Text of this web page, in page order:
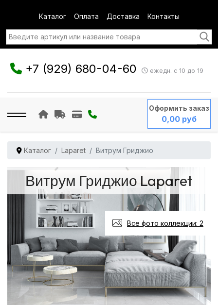
Каталог Оплата Доставка Контакты
+7 (929) 680-04-60 ежедн. с 10 до 19
Оформить заказ
0,00 руб
Каталог Laparet Витрум Гриджио
Витрум Гриджио Laparet
Все фото коллекции: 2